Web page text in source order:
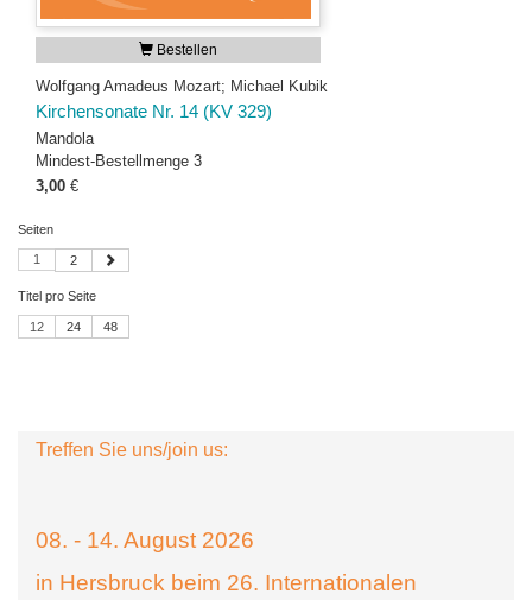
Bestellen
Wolfgang Amadeus Mozart; Michael Kubik
Kirchensonate Nr. 14 (KV 329)
Mandola
Mindest-Bestellmenge 3
3,00 €
Seiten
1 2
Titel pro Seite
12 24 48
Treffen Sie uns/join us:
08. - 14. August 2026
in Hersbruck beim 26. Internationalen